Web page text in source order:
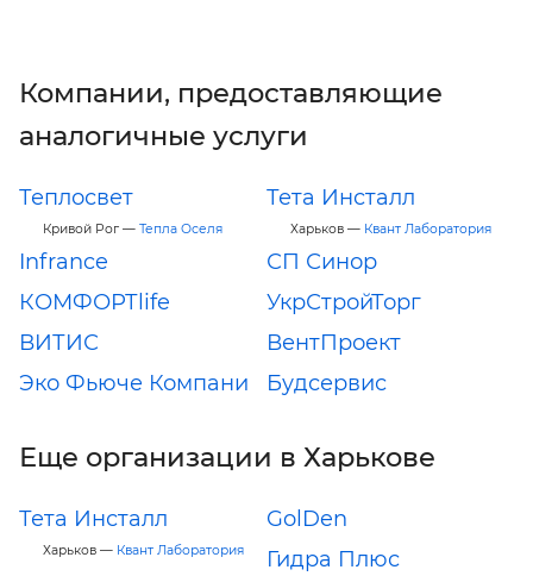
Компании, предоставляющие
аналогичные услуги
Теплосвет
Кривой Рог — Тепла Оселя
Тета Инсталл
Харьков — Квант Лаборатория
Infrance
СП Синор
КОМФОРТlife
УкрСтройТорг
ВИТИС
ВентПроект
Эко Фьюче Компани
Будсервис
Еще организации в Харькове
Тета Инсталл
Харьков — Квант Лаборатория
GolDen
Гидра Плюс